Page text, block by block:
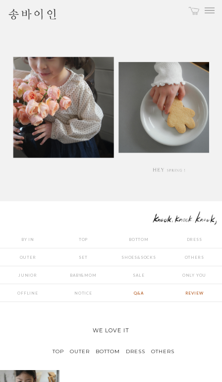
BY IN TOP BOTTOM DRESS
OUTER SET SHOES&SOCKS OTHERS
JUNIOR BABY&MOM SALE ONLY YOU
OFFLINE NOTICE Q&A REVIEW
WE LOVE IT
TOP OUTER BOTTOM DRESS OTHERS